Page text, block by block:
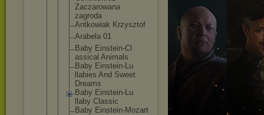
Zaczarowana
zagroda
Antkowiak Krzysztof
Arabela 01
Baby Einstein-Cl
assical Animals
Baby Einstein-Lu
llabies And Sweet
Dreams
Baby Einstein-Lu
llaby Classic
Baby Einstein-Mozart